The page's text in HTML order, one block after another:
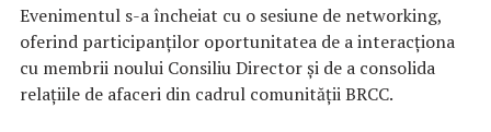
Evenimentul s-a încheiat cu o sesiune de networking,
oferind participanților oportunitatea de a interacționa
cu membrii noului Consiliu Director și de a consolida
relațiile de afaceri din cadrul comunității BRCC.